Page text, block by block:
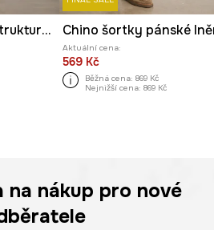
Kraťasy pánské se strukturou
Aktuální cena:
569 Kč
Běžná cena: 869 Kč
Nejnižší cena: 869 Kč
na nákup pro nové